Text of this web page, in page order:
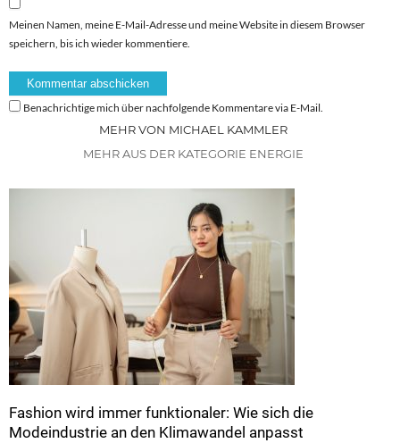
Meinen Namen, meine E-Mail-Adresse und meine Website in diesem Browser
speichern, bis ich wieder kommentiere.
Benachrichtige mich über nachfolgende Kommentare via E-Mail.
MEHR VON MICHAEL KAMMLER
MEHR AUS DER KATEGORIE ENERGIE
Fashion wird immer funktionaler: Wie sich die
Modeindustrie an den Klimawandel anpasst